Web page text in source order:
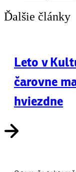
Ďalšie články
Leto v
čarovne
hviezdne